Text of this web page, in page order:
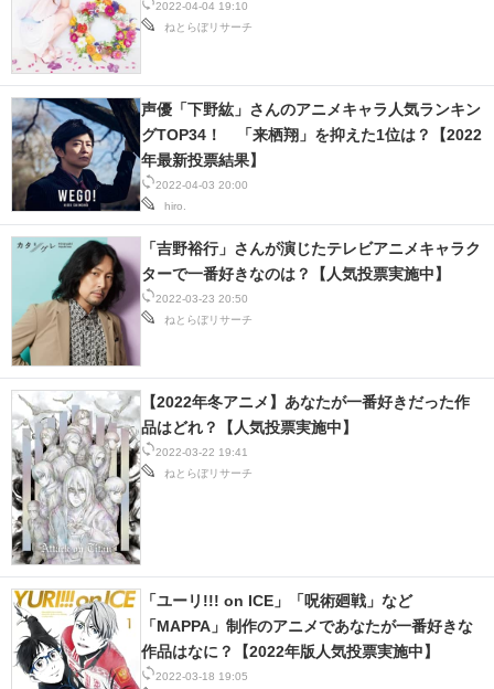
製造業のIT導入・活用を支援
エレクトロニクス専門サイト
電子設計の基本と応用
エネルギーの専門メディア
建設×テクノロジーの最前線
ちょっと気になるネットの話題
2022-04-04 19:10
ねとらぼリサーチ
2022-04-03 20:00
hiro.
声優「下野紘」さんのアニメキャラ人気ランキン
グTOP34！ 「来栖翔」を抑えた1位は？【2022
年最新投票結果】
2022-03-23 20:50
ねとらぼリサーチ
「吉野裕行」さんが演じたテレビアニメキャラク
ターで一番好きなのは？【人気投票実施中】
2022-03-22 19:41
ねとらぼリサーチ
【2022年冬アニメ】あなたが一番好きだった作
品はどれ？【人気投票実施中】
2022-03-18 19:05
「ユーリ!!! on ICE」「呪術廻戦」など
「MAPPA」制作のアニメであなたが一番好きな
作品はなに？【2022年版人気投票実施中】